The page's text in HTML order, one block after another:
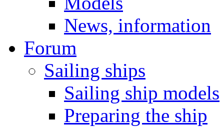
News, information
Forum
Sailing ships
Sailing ship models
Preparing the ship